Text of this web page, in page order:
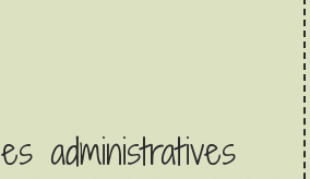
administratives